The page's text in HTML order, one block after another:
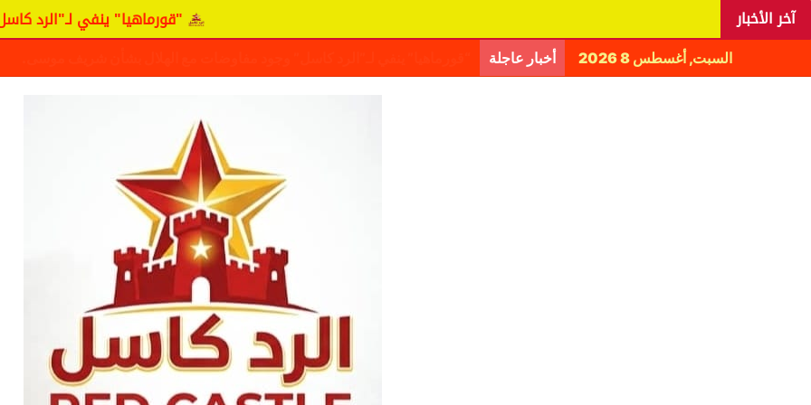
آخر الأخبار "قورماهيا" ينفي لـ"الرد كاسل" وجود
السبت, أغسطس 8 2026 أخبار عاجلة